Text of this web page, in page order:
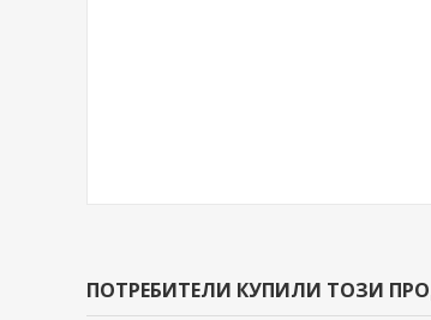
ПОТРЕБИТЕЛИ КУПИЛИ ТОЗИ